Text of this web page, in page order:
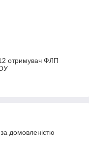
отримувач ФЛП
домовленістю